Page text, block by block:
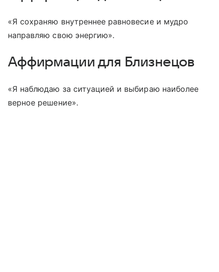
«Я сохраняю внутреннее равновесие и мудро
направляю свою энергию».
Аффирмации для Близнецов
«Я наблюдаю за ситуацией и выбираю наиболее
верное решение».